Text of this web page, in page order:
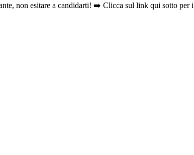
non esitare a candidarti! ➡️ Clicca sul link qui sotto per